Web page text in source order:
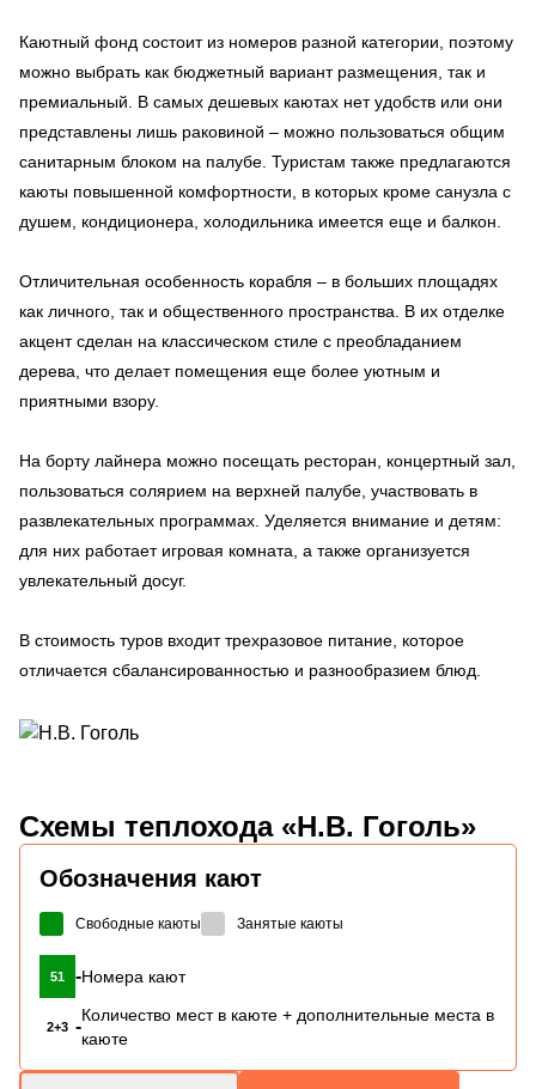
Каютный фонд состоит из номеров разной категории, поэтому
можно выбрать как бюджетный вариант размещения, так и
премиальный. В самых дешевых каютах нет удобств или они
представлены лишь раковиной – можно пользоваться общим
санитарным блоком на палубе. Туристам также предлагаются
каюты повышенной комфортности, в которых кроме санузла с
душем, кондиционера, холодильника имеется еще и балкон.
Отличительная особенность корабля – в больших площадях
как личного, так и общественного пространства. В их отделке
акцент сделан на классическом стиле с преобладанием
дерева, что делает помещения еще более уютным и
приятными взору.
На борту лайнера можно посещать ресторан, концертный зал,
пользоваться солярием на верхней палубе, участвовать в
развлекательных программах. Уделяется внимание и детям:
для них работает игровая комната, а также организуется
увлекательный досуг.
В стоимость туров входит трехразовое питание, которое
отличается сбалансированностью и разнообразием блюд.
Схемы теплохода «Н.В. Гоголь»
Обозначения кают
Свободные каюты Занятые каюты
51 -Номера кают
2+3 -
Количество мест в каюте + дополнительные места в
каюте